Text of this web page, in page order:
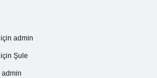
için admin
için Şule
admin